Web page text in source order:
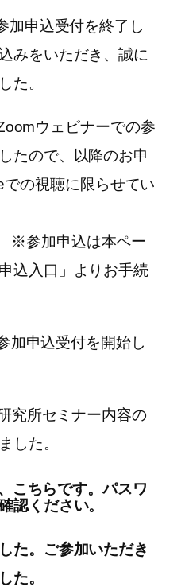
申込受付を終了し
みをいただき、誠に
た。
ウェビナーでの参
たので、以降のお申
の視聴に限らせてい
は本ペー
込入口」よりお手続
申込受付を開始し
所セミナー内容の
した。
こちらです。パスワ
認ください。
た。ご参加いただき
た。